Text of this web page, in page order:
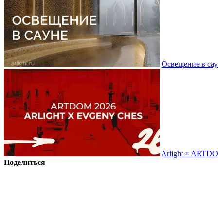
Освещение в
Arlight ×
Поделиться